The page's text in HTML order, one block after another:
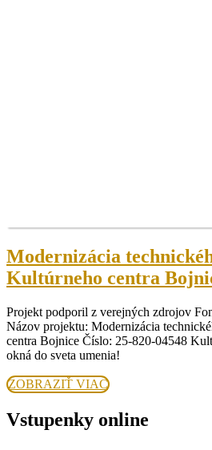
Modernizácia
Kultúrneho centra
Projekt podporil z verejných zdrojov
Názov projektu: Modernizácia
centra Bojnice Číslo: 25-820-04548
okná do sveta umenia!
ZOBRAZIŤ VIACZOBRAZIŤ
Vstupenky online